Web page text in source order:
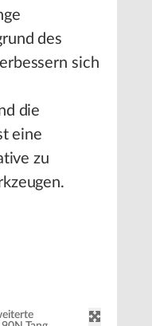
des
sich
die
eine
zu